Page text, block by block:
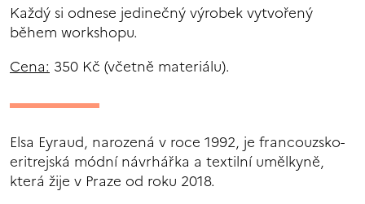
Každý si odnese jedinečný výrobek vytvořený
během workshopu.
Cena: 350 Kč (včetně materiálu).
Elsa Eyraud, narozená v roce 1992, je francouzsko-
eritrejská módní návrhářka a textilní umělkyně,
která žije v Praze od roku 2018.